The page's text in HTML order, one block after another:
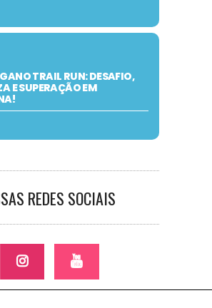
TRAIL RUN: DESAFIO,
E SUPERAÇÃO EM
REDES SOCIAIS